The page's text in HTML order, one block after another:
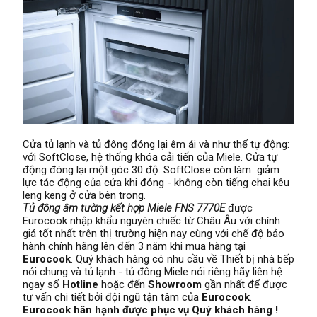
Cửa tủ lạnh và tủ đông đóng lại êm ái và như thể tự động:
với SoftClose, hệ thống khóa cải tiến của Miele. Cửa tự
động đóng lại một góc 30 độ. SoftClose còn làm giảm
lực tác động của cửa khi đóng - không còn tiếng chai kêu
leng keng ở cửa bên trong.
Tủ đông âm tường kết hợp Miele FNS 7770Eđược
Eurocook nhập khẩu nguyên chiếc từ Châu Âu với chính
giá tốt nhất trên thị trường hiện nay cùng với chế độ bảo
hành chính hãng lên đến 3 năm khi mua hàng tại
Eurocook. Quý khách hàng có nhu cầu về Thiết bị nhà bếp
nói chung và tủ lạnh - tủ đông Miele nói riêng hãy liên hệ
ngay số Hotline hoặc đến Showroom gần nhất để được
tư vấn chi tiết bởi đội ngũ tận tâm của Eurocook.
Eurocook hân hạnh được phục vụ Quý khách hàng !